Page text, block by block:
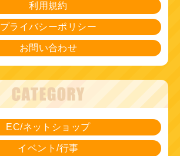
利用規約
プライバシーポリシー
お問い合わせ
EC/ネットショップ
イベント/行事